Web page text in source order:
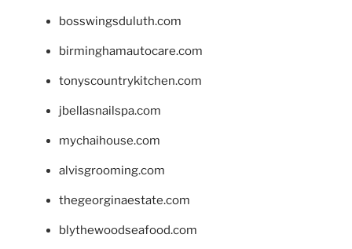
bosswingsduluth.com
birminghamautocare.com
tonyscountrykitchen.com
jbellasnailspa.com
mychaihouse.com
alvisgrooming.com
thegeorginaestate.com
blythewoodseafood.com